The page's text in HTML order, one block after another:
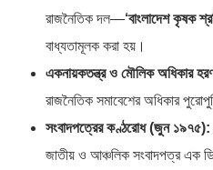
রাজনৈতিক দল—‘বাংলাদেশ কৃষক
বাধ্যতামূলক করা হয়।
একনায়কতন্ত্র ও মৌলিক অধিকার
রাজনৈতিক সমাবেশের অধিকার
সংবাদপত্রের কণ্ঠরোধ (জুন ১৯৭৫):
জাতীয় ও আঞ্চলিক সংবাদপত্র এক